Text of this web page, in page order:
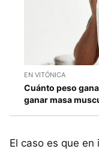
EN VITÓNICA
Cuánto peso
ganar masa
El caso es que